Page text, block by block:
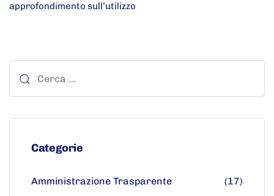
approfondimento sull’utilizzo
Categorie
Amministrazione Trasparente (17)